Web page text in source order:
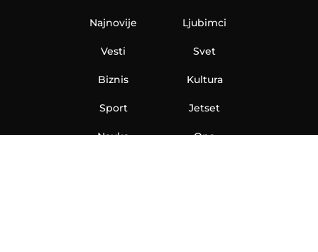
Najnovije
Vesti
Biznis
Sport
Nauka
Ljubimci
Svet
Kultura
Jetset
Ona